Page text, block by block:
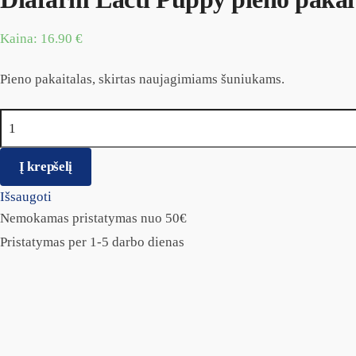
Kaina: 16.90 €
Pieno pakaitalas, skirtas naujagimiams šuniukams.
Į krepšelį
Išsaugoti
Nemokamas pristatymas nuo 50€
Pristatymas per 1-5 darbo dienas